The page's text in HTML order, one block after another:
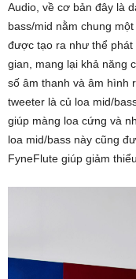
Audio, về cơ bản đây là
bass/mid nằm chung
được tạo ra như thể
gian, mang lại khả năng
số âm thanh và âm hình
tweeter là củ loa mid/
giúp màng loa cứng và
loa mid/bass này cũng
FyneFlute giúp giảm